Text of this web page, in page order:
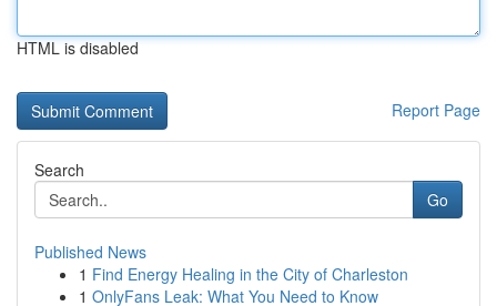
HTML is disabled
Report Page
Search
Go
Published News
1 Find Energy Healing in the City of Charleston
1 OnlyFans Leak: What You Need to Know